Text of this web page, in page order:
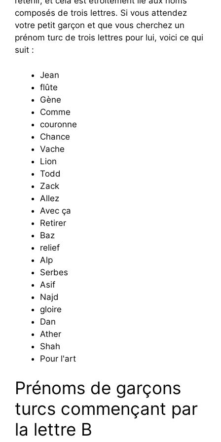
composés de trois lettres. Si vous attendez
votre petit garçon et que vous cherchez un
prénom turc de trois lettres pour lui, voici ce qui
suit :
Jean
flûte
Gène
Comme
couronne
Chance
Vache
Lion
Todd
Zack
Allez
Avec ça
Retirer
Baz
relief
Alp
Serbes
Asif
Najd
gloire
Dan
Ather
Shah
Pour l'art
Prénoms de garçons
turcs commençant par
la lettre B